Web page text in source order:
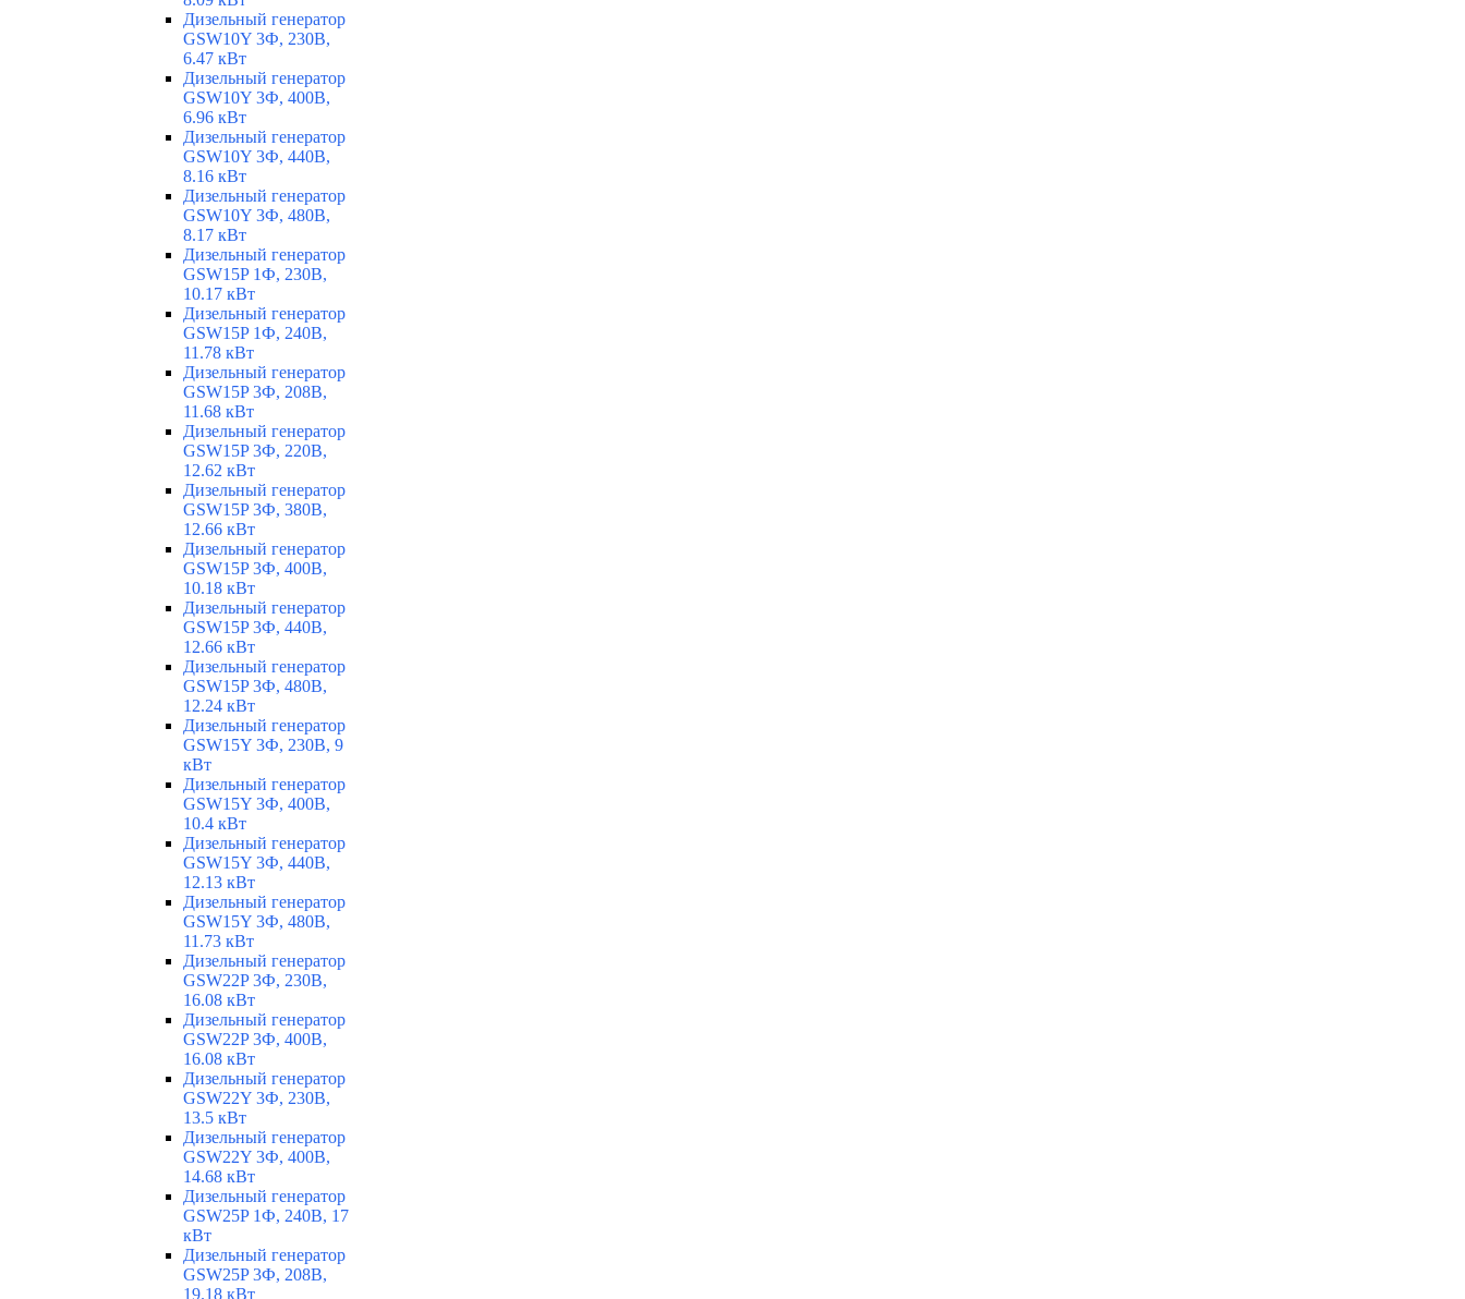
Дизельный генератор
GSW10Y 3Ф, 230В,
6.47 кВт
Дизельный генератор
GSW10Y 3Ф, 400В,
6.96 кВт
Дизельный генератор
GSW10Y 3Ф, 440В,
8.16 кВт
Дизельный генератор
GSW10Y 3Ф, 480В,
8.17 кВт
Дизельный генератор
GSW15P 1Ф, 230В,
10.17 кВт
Дизельный генератор
GSW15P 1Ф, 240В,
11.78 кВт
Дизельный генератор
GSW15P 3Ф, 208В,
11.68 кВт
Дизельный генератор
GSW15P 3Ф, 220В,
12.62 кВт
Дизельный генератор
GSW15P 3Ф, 380В,
12.66 кВт
Дизельный генератор
GSW15P 3Ф, 400В,
10.18 кВт
Дизельный генератор
GSW15P 3Ф, 440В,
12.66 кВт
Дизельный генератор
GSW15P 3Ф, 480В,
12.24 кВт
Дизельный генератор
GSW15Y 3Ф, 230В, 9
кВт
Дизельный генератор
GSW15Y 3Ф, 400В,
10.4 кВт
Дизельный генератор
GSW15Y 3Ф, 440В,
12.13 кВт
Дизельный генератор
GSW15Y 3Ф, 480В,
11.73 кВт
Дизельный генератор
GSW22P 3Ф, 230В,
16.08 кВт
Дизельный генератор
GSW22P 3Ф, 400В,
16.08 кВт
Дизельный генератор
GSW22Y 3Ф, 230В,
13.5 кВт
Дизельный генератор
GSW22Y 3Ф, 400В,
14.68 кВт
Дизельный генератор
GSW25P 1Ф, 240В, 17
кВт
Дизельный генератор
GSW25P 3Ф, 208В,
19.18 кВт